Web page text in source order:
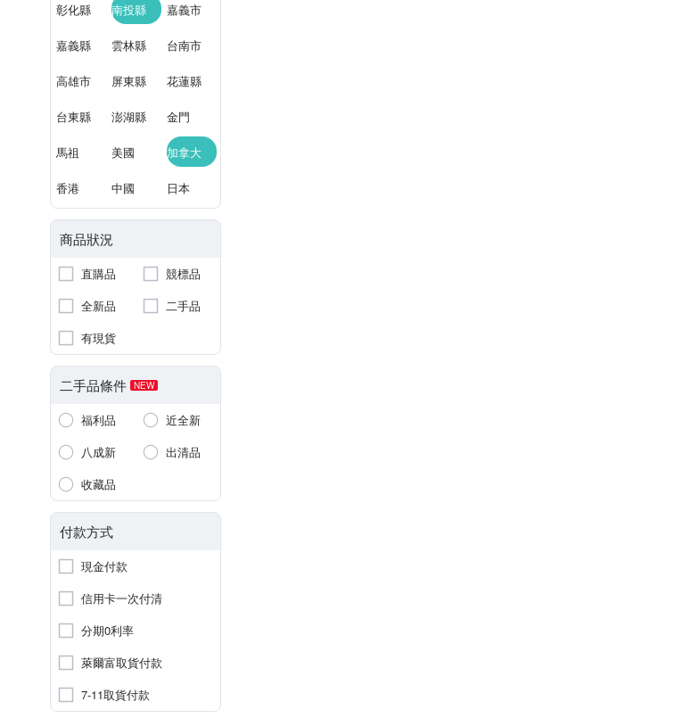
彰化縣 南投縣 嘉義市
嘉義縣 雲林縣 台南市
高雄市 屏東縣 花蓮縣
台東縣 澎湖縣 金門
馬祖 美國 加拿大
香港 中國 日本
商品狀況
直購品
競標品
全新品
二手品
有現貨
二手品條件 NEW
福利品
近全新
八成新
出清品
收藏品
付款方式
現金付款
信用卡一次付清
分期0利率
萊爾富取貨付款
7-11取貨付款